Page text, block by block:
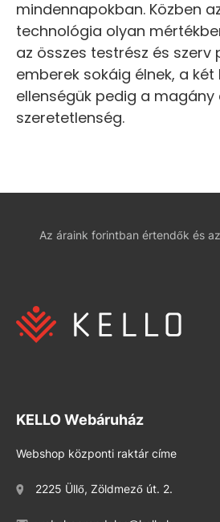
mindennapokban. Közben
technológia olyan
az összes testrész és szerv
emberek sokáig élnek, a
ellenségük pedig a magány
szeretetlenség.
Az áraink forintban értendők és
KELLO Webáruház
Webshop központi raktár címe
2225 Üllő, Zöldmező út. 2.